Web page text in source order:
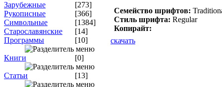
Зарубежные
[273]
Рукописные
[366]
Символьные
[1384]
Старославянские
[14]
Программы
[10]
Книги [0]
Статьи [13]
Семейство шрифтов:
Стиль шрифта: Regular
Копирайт:
скачать